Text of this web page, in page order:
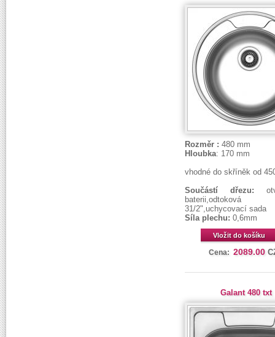
Rozměr : 480 mm
Hloubka: 170 mm
vhodné do skříněk od
Součástí dřezu:
baterii,odtoková
31/2",uchycovací sada
Síla plechu: 0,6mm
Vložit do košíku
Cena: 2089.00
Galant 480 txt